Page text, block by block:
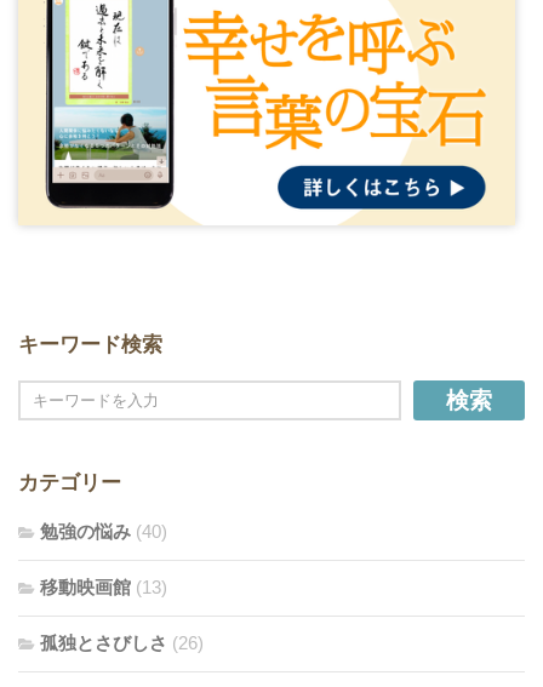
キーワード検索
検索
カテゴリー
勉強の悩み (40)
移動映画館 (13)
孤独とさびしさ (26)